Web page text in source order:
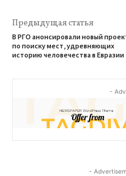
Предыдущая статья
В РГО анонсировали новый
по поиску мест, удревняющих
историю человечества в Евразии
-
-